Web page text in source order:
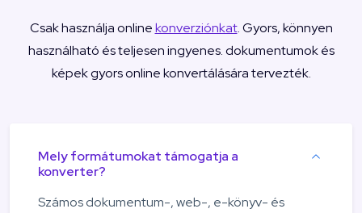
Csak használja onlinekonverziónkat. Gyors, könnyen
használható és teljesen ingyenes. dokumentumok és
képek gyors online konvertálására tervezték.
Mely formátumokat támogatja a
konverter?
Számos dokumentum-, web-, e-könyv- és